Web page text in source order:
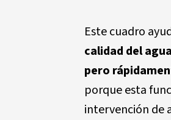
Este cuadro
calidad del
pero
porque esta
intervención de